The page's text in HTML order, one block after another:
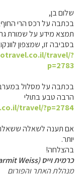
שלום בן,
בכתבה על רכס הרי
תמצא מידע על שמורת
בסביבה זו, שמצפון
travel/?
p=2783
בכתבה על מסלול
הרבה טבע בתולי
travel/?p=2784
אם תענה לשאלה ששאלה
יותר.
בהצלחה!
כרמית וייס (Carmit Weiss)
מנהלת האתר והפורום